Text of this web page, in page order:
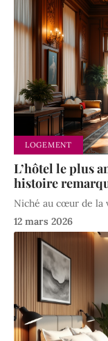
LOGEMENT
L’hôtel le plus
histoire
Niché au cœur de la
12 mars 2026